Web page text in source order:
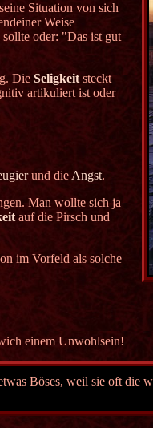
Situation von sich
Weise
oder: "Das ist gut
Die Seligkeit steckt
artikuliert ist oder
und die Angst.
Man wollte sich ja
auf die Pirsch und
im Vorfeld als solche
einem Unwohlsein!
Böses, weil sie oft die